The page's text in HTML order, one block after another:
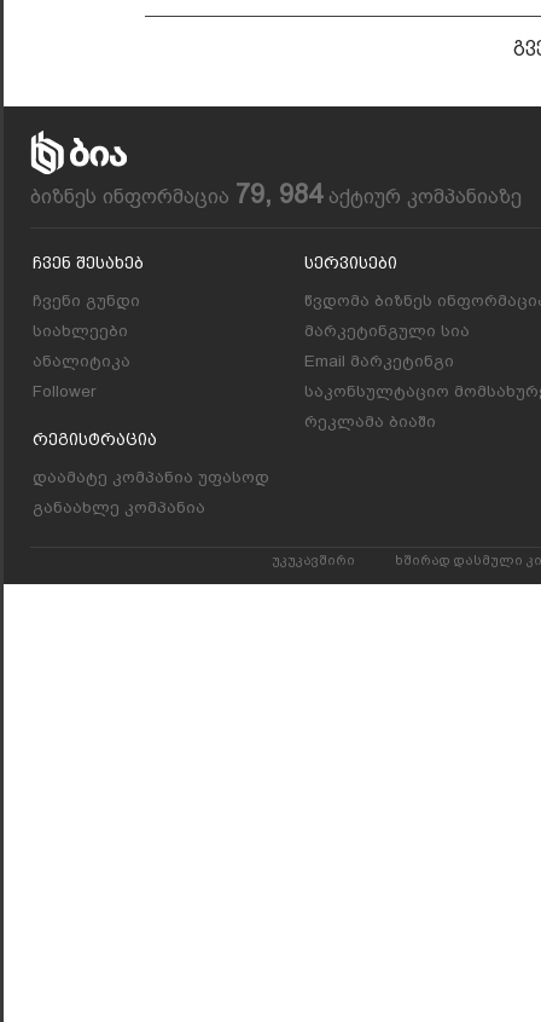
ბიზნეს ინფორმაცია 79, 984აქტიურ კომპანიაზე
Ჩვენ Შესახებ
ჩვენი გუნდი
სიახლეები
ანალიტიკა
Follower
Რეგისტრაცია
დაამატე კომპანია უფასოდ
განაახლე კომპანია
Სერვისები
წვდომა ბიზნეს
მარკეტინგული სია
Email მარკეტინგი
საკონსულტაციო
რეკლამა ბიაში
უკუკავშირი ხშირად დასმული